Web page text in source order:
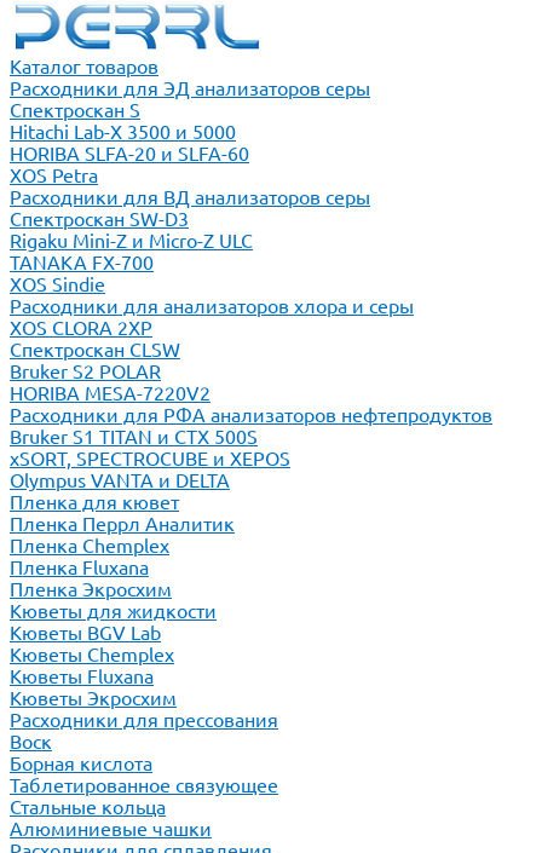
Каталог товаров
Расходники для ЭД анализаторов серы
Спектроскан S
Hitachi Lab-X 3500 и 5000
HORIBA SLFA-20 и SLFA-60
XOS Petra
Расходники для ВД анализаторов серы
Спектроскан SW-D3
Rigaku Mini-Z и Micro-Z ULC
TANAKA FX-700
XOS Sindie
Расходники для анализаторов хлора и серы
XOS CLORA 2XP
Спектроскан CLSW
Bruker S2 POLAR
HORIBA MESA-7220V2
Расходники для РФА анализаторов нефтепродуктов
Bruker S1 TITAN и CTX 500S
xSORT, SPECTROCUBE и XEPOS
Olympus VANTA и DELTA
Пленка для кювет
Пленка Перрл Аналитик
Пленка Chemplex
Пленка Fluxana
Пленка Экросхим
Кюветы для жидкости
Кюветы BGV Lab
Кюветы Chemplex
Кюветы Fluxana
Кюветы Экросхим
Расходники для прессования
Воск
Борная кислота
Таблетированное связующее
Стальные кольца
Алюминиевые чашки